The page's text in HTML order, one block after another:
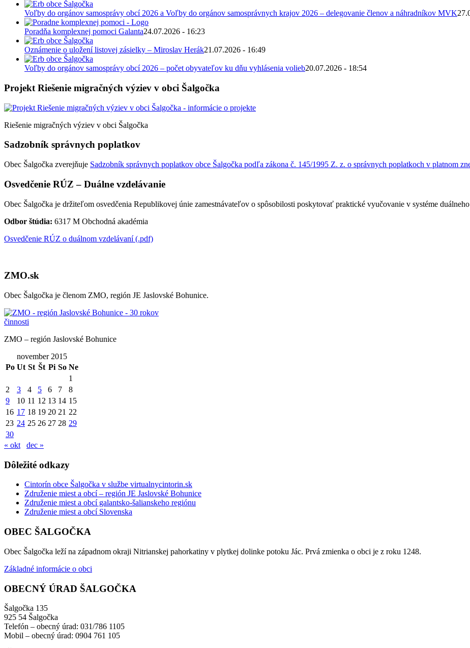
Voľby do orgánov samosprávy obcí 2026 a Voľby do orgánov samosprávnych krajov 2026 – delegovanie členov a náhradníkov MVK
Poradňa komplexnej pomoci Galanta24.07.2026 - 16:23
Oznámenie o uložení listovej zásielky – Miroslav Herák21.07.2026 - 16:49
Voľby do orgánov samosprávy obcí 2026 – počet obyvateľov ku dňu vyhlásenia volieb20.07.2026 - 18:54
Projekt Riešenie migračných výziev v obci Šalgočka
Riešenie migračných výziev v obci Šalgočka
Sadzobník správnych poplatkov
Obec Šalgočka zverejňuje Sadzobník správnych poplatkov obce Šalgočka podľa zákona č. 145/1995 Z. z. o správnych poplatkoch v platnom
Osvedčenie RÚZ – Duálne vzdelávanie
Obec Šalgočka je držiteľom osvedčenia Republikovej únie zamestnávateľov o spôsobilosti poskytovať praktické vyučovanie v systéme
Odbor štúdia: 6317 M Obchodná akadémia
Osvedčenie RÚZ o duálnom vzdelávaní (.pdf)
ZMO.sk
Obec Šalgočka je členom ZMO, región JE Jaslovské Bohunice.
ZMO – región Jaslovské Bohunice
november 2015
Po Ut St Št Pi So Ne
1
2
3 4 5 6 7
8
9
10 11 12 13 14 15
16 17 18 19 20 21 22
23 24 25 26 27 28 29
30
« okt
dec »
Dôležité odkazy
Cintorín obce Šalgočka v službe virtualnycintorin.sk
Združenie miest a obcí – región JE Jaslovské Bohunice
Združenie miest a obcí galantsko-šalianskeho regiónu
Združenie miest a obcí Slovenska
OBEC ŠALGOČKA
Obec Šalgočka leží na západnom okraji Nitrianskej pahorkatiny v plytkej dolinke potoku Jác. Prvá zmienka o obci je z roku 1248.
Základné informácie o obci
OBECNÝ ÚRAD ŠALGOČKA
Šalgočka 135
925 54 Šalgočka
Telefón – obecný úrad: 031/786 1105
Mobil – obecný úrad: 0904 761 105